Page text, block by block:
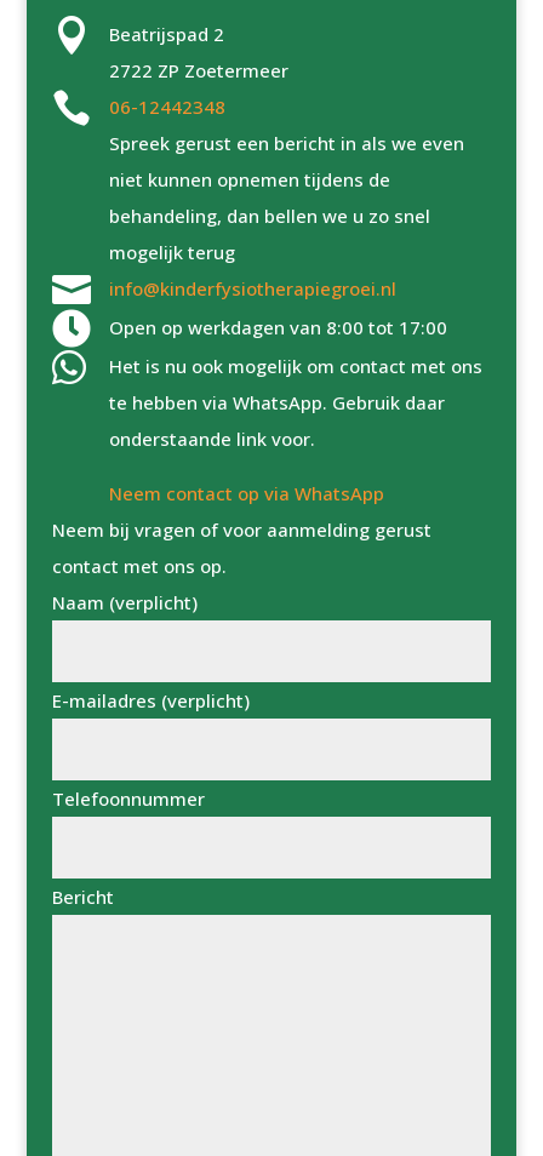

Beatrijspad 2
2722 ZP Zoetermeer

06-12442348
Spreek gerust een bericht in als we even
niet kunnen opnemen tijdens de
behandeling, dan bellen we u zo snel
mogelijk terug
 info@kinderfysiotherapiegroei.nl
 Open op werkdagen van 8:00 tot 17:00

Het is nu ook mogelijk om contact met ons
te hebben via WhatsApp. Gebruik daar
onderstaande link voor.
Neem contact op via WhatsApp
Neem bij vragen of voor aanmelding gerust
contact met ons op.
Naam (verplicht)
E-mailadres (verplicht)
Telefoonnummer
Bericht